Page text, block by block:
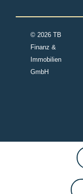
© 2026 TB
Finanz &
Immobilien
GmbH